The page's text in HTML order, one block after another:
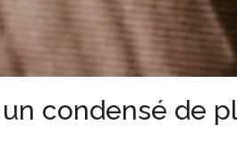
condensé de